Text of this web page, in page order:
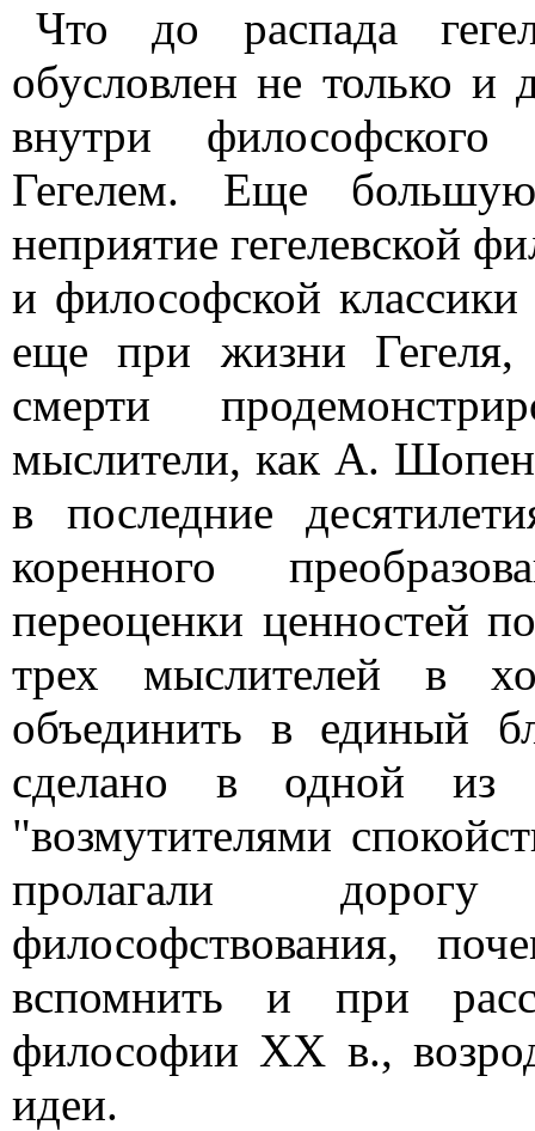
Что до распада
обусловлен не только и
внутри философского
Гегелем. Еще
неприятие гегелевской
и философской
еще при жизни Гегеля,
смерти
мыслители, как А.
в последние
коренного
переоценки ценностей
трех мыслителей в
объединить в единый
сделано в одной из
"возмутителями
пролагали
философствования,
вспомнить и при
философии XX в.,
идеи.